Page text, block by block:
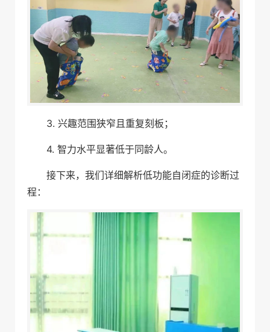
3. 兴趣范围狭窄且重复刻板；
4. 智力水平显著低于同龄人。
接下来，我们详细解析低功能自闭症的诊断过
程：